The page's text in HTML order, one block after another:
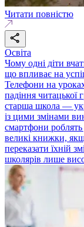
Читати повністю
Освіта
Чому одні діти
що впливає на
Телефони на
падіння
старша школа —
із цими змінами
смартфони
великі книжки,
переказати їхній
школярів лише